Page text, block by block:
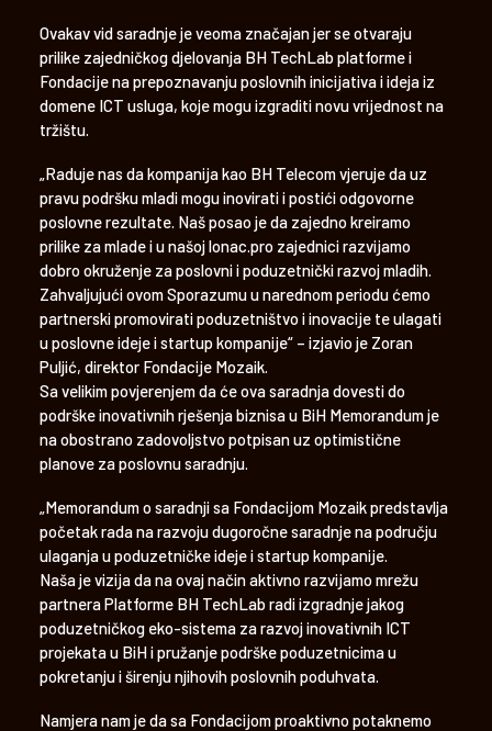
Ovakav vid saradnje je veoma značajan jer se otvaraju
prilike zajedničkog djelovanja BH TechLab platforme i
Fondacije na prepoznavanju poslovnih inicijativa i ideja iz
domene ICT usluga, koje mogu izgraditi novu vrijednost na
tržištu.
„Raduje nas da kompanija kao BH Telecom vjeruje da uz
pravu podršku mladi mogu inovirati i postići odgovorne
poslovne rezultate. Naš posao je da zajedno kreiramo
prilike za mlade i u našoj lonac.pro zajednici razvijamo
dobro okruženje za poslovni i poduzetnički razvoj mladih.
Zahvaljujući ovom Sporazumu u narednom periodu ćemo
partnerski promovirati poduzetništvo i inovacije te ulagati
u poslovne ideje i startup kompanije“ – izjavio je Zoran
Puljić, direktor Fondacije Mozaik.
Sa velikim povjerenjem da će ova saradnja dovesti do
podrške inovativnih rješenja biznisa u BiH Memorandum je
na obostrano zadovoljstvo potpisan uz optimistične
planove za poslovnu saradnju.
„Memorandum o saradnji sa Fondacijom Mozaik predstavlja
početak rada na razvoju dugoročne saradnje na području
ulaganja u poduzetničke ideje i startup kompanije.
Naša je vizija da na ovaj način aktivno razvijamo mrežu
partnera Platforme BH TechLab radi izgradnje jakog
poduzetničkog eko-sistema za razvoj inovativnih ICT
projekata u BiH i pružanje podrške poduzetnicima u
pokretanju i širenju njihovih poslovnih poduhvata.
Namjera nam je da sa Fondacijom proaktivno potaknemo